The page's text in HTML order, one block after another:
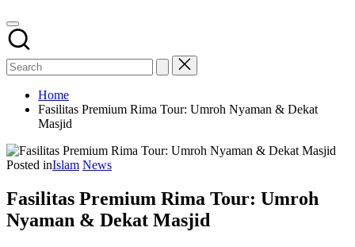
Home
Fasilitas Premium Rima Tour: Umroh Nyaman & Dekat
Masjid
Posted inIslam News
Fasilitas Premium Rima Tour: Umroh
Nyaman & Dekat Masjid